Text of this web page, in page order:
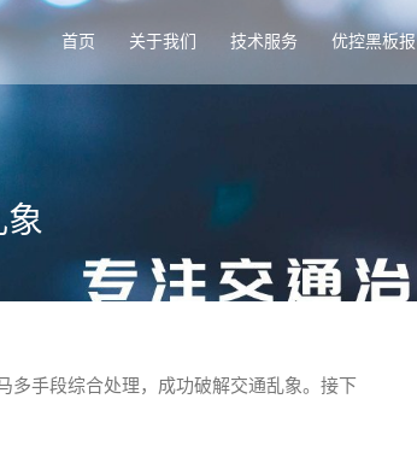
首页 关于我们 技术服务 优控黑板报
象
多手段综合处理，成功破解交通乱象。接下